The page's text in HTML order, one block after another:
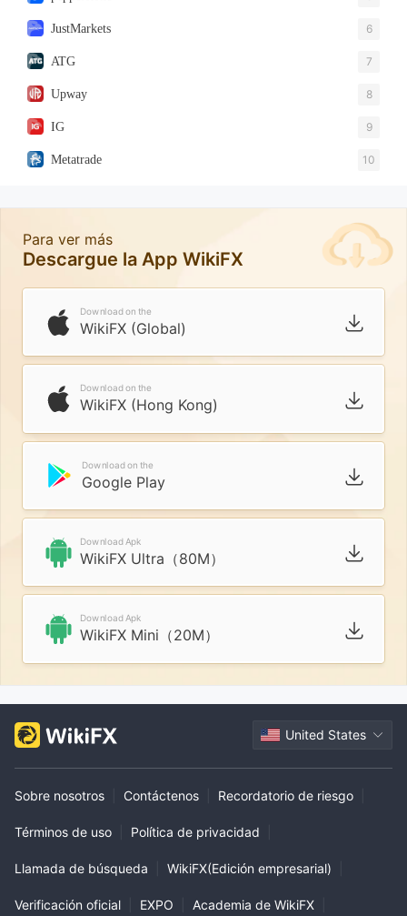
JustMarkets 6
ATG 7
Upway 8
IG 9
Metatrade 10
Para ver más
Descargue la App WikiFX
Download on the
WikiFX (Global)
Download on the
WikiFX (Hong Kong)
Download on the
Google Play
Download Apk
WikiFX Ultra（80M）
Download Apk
WikiFX Mini（20M）
United States
Sobre nosotros Contáctenos Recordatorio de riesgo
Términos de uso Política de privacidad
Llamada de búsqueda WikiFX(Edición empresarial)
Verificación oficial EXPO Academia de WikiFX